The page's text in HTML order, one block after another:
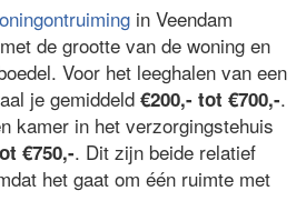
in Veendam
de grootte van de woning en
Voor het leeghalen van een
je gemiddeld €200,- tot €700,-.
kamer in het verzorgingstehuis
€750,-. Dit zijn beide relatief
het gaat om één ruimte met